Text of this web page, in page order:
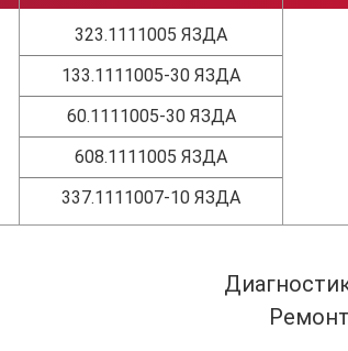
323.1111005 ЯЗДА
133.1111005-30 ЯЗДА
60.1111005-30 ЯЗДА
608.1111005 ЯЗДА
337.1111007-10 ЯЗДА